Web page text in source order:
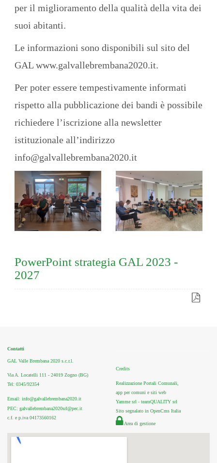
per il miglioramento della qualità della vita dei
suoi abitanti.
Le informazioni sono disponibili sul sito del
GAL www.galvallebrembana2020.it.
Per poter essere tempestivamente informati
rispetto alla pubblicazione dei bandi è possibile
richiedere l’iscrizione alla newsletter
istituzionale all’indirizzo
info@galvallebrembana2020.it
PowerPoint strategia GAL 2023 -
2027
Contatti
GAL Valle Brembana 2020 s.c.r.l.
Via A. Locatelli 111 - 24019 Zogno (BG)
Tel: 0345/92354
Email: info@galvallebrembana2020.it
PEC: galvallebrembana2020srl@pec.it
c.f. e p.iva 04173560162
Credits
Realizzazione Portali Comunali,
app per comuni e siti web
Yamme srl - teamQUALITY srl
Sito segnalato in OpenCms Italia
Area di gestione